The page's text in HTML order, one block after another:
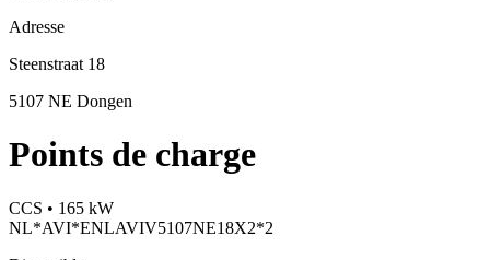
Adresse
Steenstraat 18
5107 NE Dongen
Points de charge
CCS • 165 kW
NL*AVI*ENLAVIV5107NE18X2*2